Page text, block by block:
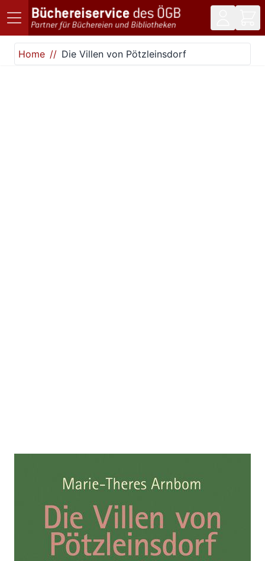
Direkt zum Inhalt
Home
Die Villen von Pötzleinsdorf
Die Villen von Pötzleinsdorf
Zur Wunschliste hinzufügen
Wenn Häuser Geschichten erzählen